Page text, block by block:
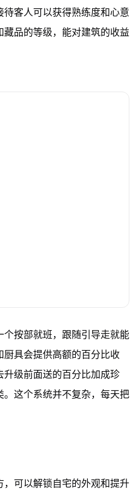
客人可以获得熟练度和心意
品的等级，能对建筑的收益
个按部就班，跟随引导走就能
具会提供高额的百分比收
升级前面送的百分比加成珍
这个系统并不复杂，每天把
可以解锁自宅的外观和提升